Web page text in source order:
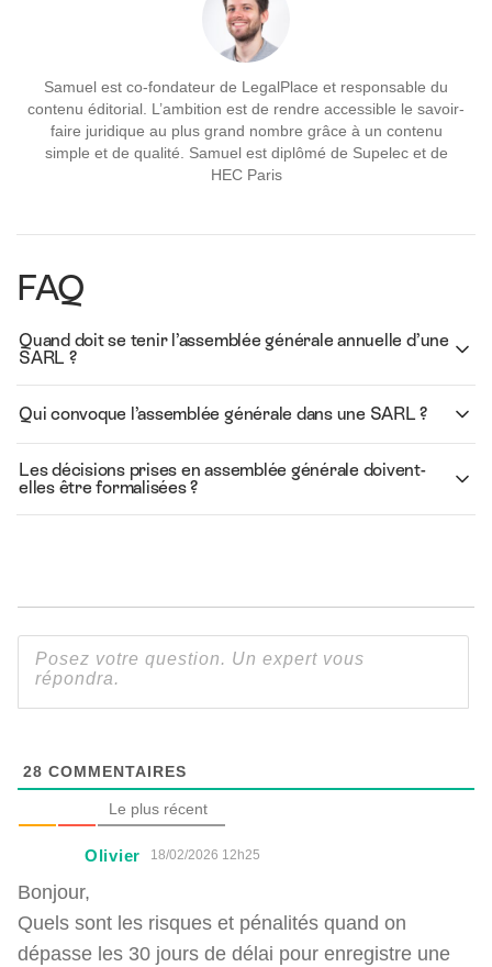
Samuel est co-fondateur de LegalPlace et responsable du
contenu éditorial. L’ambition est de rendre accessible le savoir-
faire juridique au plus grand nombre grâce à un contenu
simple et de qualité. Samuel est diplômé de Supelec et de
HEC Paris
FAQ
Quand doit se tenir l’assemblée générale annuelle d’une
SARL ?
Qui convoque l’assemblée générale dans une SARL ?
Les décisions prises en assemblée générale doivent-
elles être formalisées ?
28 COMMENTAIRES
Le plus récent
Olivier 18/02/2026 12h25
Bonjour,
Quels sont les risques et pénalités quand on
dépasse les 30 jours de délai pour enregistre une